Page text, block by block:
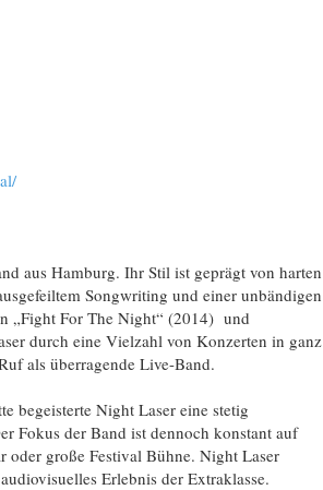
aus Hamburg. Ihr Stil ist geprägt von harten
Songwriting und einer unbändigen
„Fight For The Night“ (2014) und
durch eine Vielzahl von Konzerten in ganz
als überragende Live-Band.
begeisterte Night Laser eine stetig
Fokus der Band ist dennoch konstant auf
große Festival Bühne. Night Laser
Erlebnis der Extraklasse.